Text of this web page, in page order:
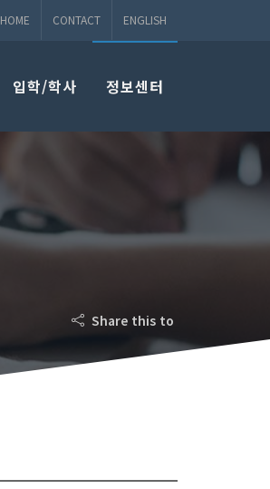
HOME CONTACT ENGLISH
입학/학사 정보센터
Share this to